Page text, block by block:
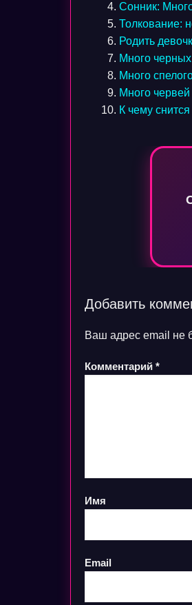
Сонник:
Толкование:
Родить
Много
Много
Много
К чему
Навигация
Добавить
Ваш адрес email не
Комментарий *
Имя
Email